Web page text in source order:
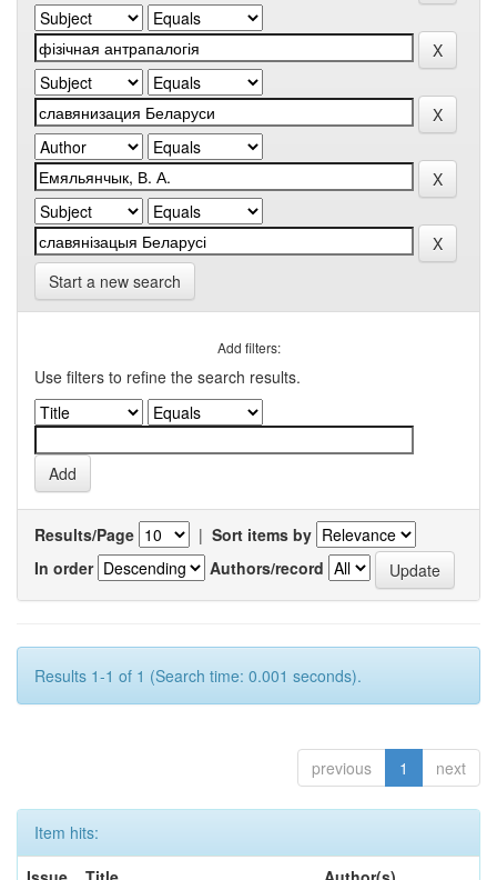
Start a new search
Add filters:
Use filters to refine the search results.
Results/Page | Sort items by
In order
Authors/record
Results 1-1 of 1 (Search time: 0.001 seconds).
previous 1 next
Item hits: